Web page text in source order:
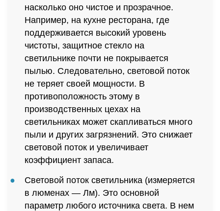
насколько оно чистое и прозрачное.
Например, на кухне ресторана, где
поддерживается высокий уровень
чистоты, защитное стекло на
светильнике почти не покрывается
пылью. Следовательно, световой поток
не теряет своей мощности. В
противоположность этому в
производственных цехах на
светильниках может скапливаться много
пыли и других загрязнений. Это снижает
световой поток и увеличивает
коэффициент запаса.
Световой поток светильника (измеряется
в люменах — Лм). Это основной
параметр любого источника света. В нем